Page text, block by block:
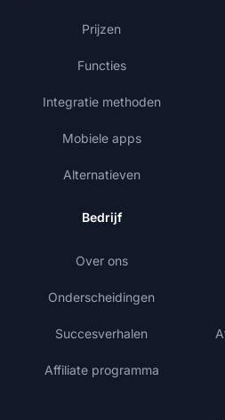
Prijzen
Functies
Integratie methoden
Mobiele apps
Alternatieven
Bedrijf
Over ons
Onderscheidingen
Succesverhalen
Affiliate programma